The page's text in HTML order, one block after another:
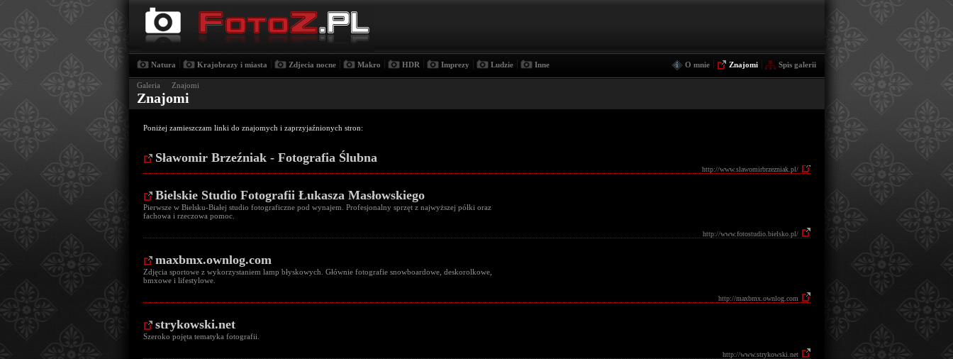
Natura Krajobrazy i miasta Zdjecia nocne Makro HDR Imprezy Ludzie Inne O mnie Znajomi Spis galerii
Galeria › Znajomi
Znajomi
Poniżej zamieszczam linki do znajomych i zaprzyjaźnionych stron:
Sławomir Brzeźniak - Fotografia Ślubna
http://www.slawomirbrzezniak.pl/
Bielskie Studio Fotografii Łukasza Masłowskiego
Pierwsze w Bielsku-Białej studio fotograficzne pod wynajem. Profesjonalny sprzęt z najwyższej półki oraz
fachowa i rzeczowa pomoc.
http://www.fotostudio.bielsko.pl/
maxbmx.ownlog.com
Zdjęcia sportowe z wykorzystaniem lamp błyskowych. Głównie fotografie snowboardowe, deskorolkowe,
bmxowe i lifestylowe.
http://maxbmx.ownlog.com
strykowski.net
Szeroko pojęta tematyka fotografii.
http://www.strykowski.net